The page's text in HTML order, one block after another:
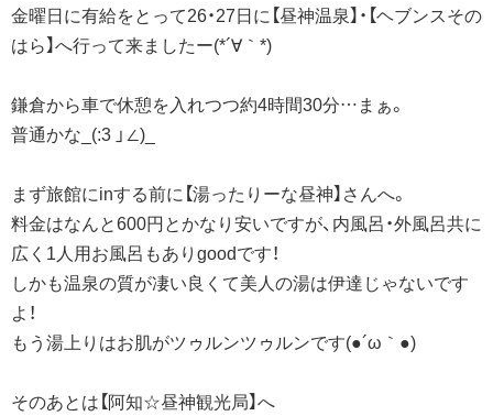
金曜日に有給をとって26・27日に【昼神温泉】・【ヘブンスその
はら】へ行って来ましたー(*´∀｀*)
鎌倉から車で休憩を入れつつ約4時間30分…まぁ。
普通かな_(:3 」∠)_
まず旅館にinする前に【湯ったりーな昼神】さんへ。
料金はなんと600円とかなり安いですが、内風呂・外風呂共に
広く1人用お風呂もありgoodです！
しかも温泉の質が凄い良くて美人の湯は伊達じゃないです
よ！
もう湯上りはお肌がツゥルンツゥルンです(●´ω｀●)
そのあとは【阿知☆昼神観光局】へ